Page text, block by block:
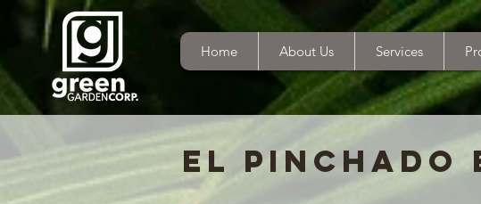
Home About Us Services
EL PINCHADO